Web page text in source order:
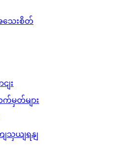
သေးစိတ်
ျး
က်မှတ်များ
သှယျရနျ